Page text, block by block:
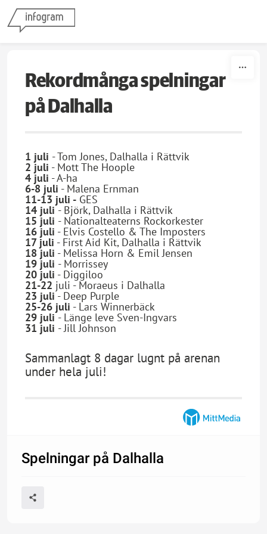
Rekordmånga spelningar
på Dalhalla
1 juli - Tom Jones, Dalhalla i Rättvik
2 juli - Mott The Hoople
4 juli - A-ha
6-8 juli - Malena Ernman
11-13 juli - GES
14 juli- Björk, Dalhalla i Rättvik
15 juli - Nationalteaterns Rockorkester
16 juli - Elvis Costello & The Imposters
17 juli - First Aid Kit, Dalhalla i Rättvik
18 juli - Melissa Horn & Emil Jensen
19 juli - Morrissey
20 juli - Diggiloo
21-22 juli - Moraeus i Dalhalla
23 juli- Deep Purple
25-26 juli - Lars Winnerbäck
29 juli- Länge leve Sven-Ingvars
31 juli - Jill Johnson
Sammanlagt 8 dagar lugnt på arenan
under hela juli!
Spelningar på Dalhalla